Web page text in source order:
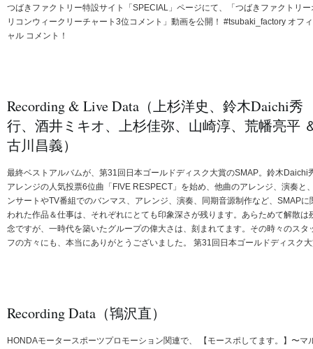
つばきファクトリー特設サイト「SPECIAL」ページにて、「つばきファクトリー
リコンウィークリーチャート3位コメント」動画を公開！ #tsubaki_factory オフ
ャル コメント！
Recording & Live Data（上杉洋史、鈴木Daichi秀
行、酒井ミキオ、上杉佳弥、山崎淳、荒幡亮平
古川昌義）
最終ベストアルバムが、第31回日本ゴールドディスク大賞のSMAP。鈴木Daichi
アレンジの人気投票6位曲「FIVE RESPECT」を始め、他曲のアレンジ、演奏と
ンサートやTV番組でのバンマス、アレンジ、演奏、同期音源制作など、SMAPに
われた作品＆仕事は、それぞれにとても印象深さが残ります。あらためて解散は
念ですが、一時代を築いたグループの偉大さは、刻まれてます。その時々のスタ
フの方々にも、本当にありがとうございました。 第31回日本ゴールドディスク
Recording Data（鴇沢直）
HONDAモータースポーツプロモーション関連で、 【モースポしてます。】〜マ